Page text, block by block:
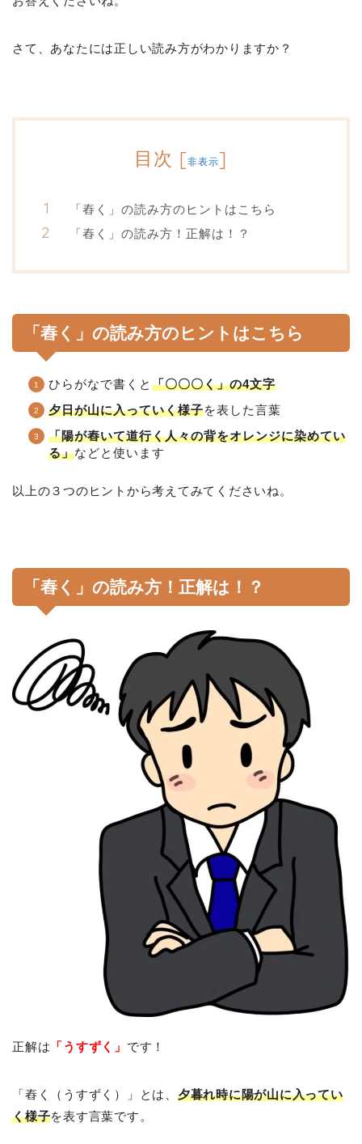
さて、あなたには正しい読み方がわかりますか？
目次 [非表示]
「舂く」の読み方のヒントはこちら
「舂く」の読み方！正解は！？
「舂く」の読み方のヒントはこちら
ひらがなで書くと 「〇〇〇く」の4文字
夕日が山に入っていく様子を表した言葉
「陽が舂いて道行く人々の背をオレンジに染めてい
る」などと使います
以上の３つのヒントから考えてみてくださいね。
「舂く」の読み方！正解は！？
正解は 「うすずく」 です！
「舂く（うすずく）」とは、 夕暮れ時に陽が山に入ってい
く様子を表す言葉です。